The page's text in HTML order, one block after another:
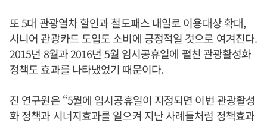
또 5대 관광열차 할인과 철도패스 내일로 이용대상 확대,
시니어 관광카드 도입도 소비에 긍정적일 것으로 여겨진다.
2015년 8월과 2016년 5월 임시공휴일에 펼친 관광활성화
정책도 효과를 나타냈었기 때문이다.
진 연구원은 “5월에 임시공휴일이 지정되면 이번 관광활성
화 정책과 시너지효과를 일으켜 지난 사례들처럼 정책효과